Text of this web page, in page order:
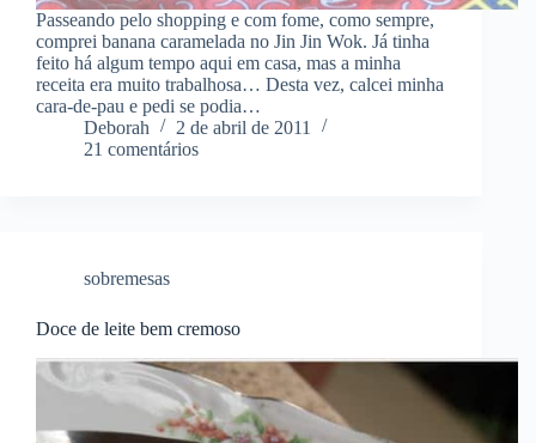
Passeando pelo shopping e com fome, como sempre,
comprei banana caramelada no Jin Jin Wok. Já tinha
feito há algum tempo aqui em casa, mas a minha
receita era muito trabalhosa… Desta vez, calcei minha
cara-de-pau e pedi se podia…
Deborah
2 de abril de 2011
21 comentários
sobremesas
Doce de leite bem cremoso